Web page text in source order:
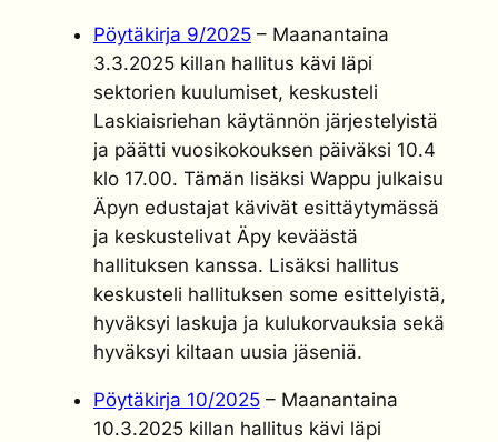
Pöytäkirja 9/2025– Maanantaina
3.3.2025 killan hallitus kävi läpi
sektorien kuulumiset, keskusteli
Laskiaisriehan käytännön järjestelyistä
ja päätti vuosikokouksen päiväksi 10.4
klo 17.00. Tämän lisäksi Wappu julkaisu
Äpyn edustajat kävivät esittäytymässä
ja keskustelivat Äpy keväästä
hallituksen kanssa. Lisäksi hallitus
keskusteli hallituksen some esittelyistä,
hyväksyi laskuja ja kulukorvauksia sekä
hyväksyi kiltaan uusia jäseniä.
Pöytäkirja 10/2025– Maanantaina
10.3.2025 killan hallitus kävi läpi